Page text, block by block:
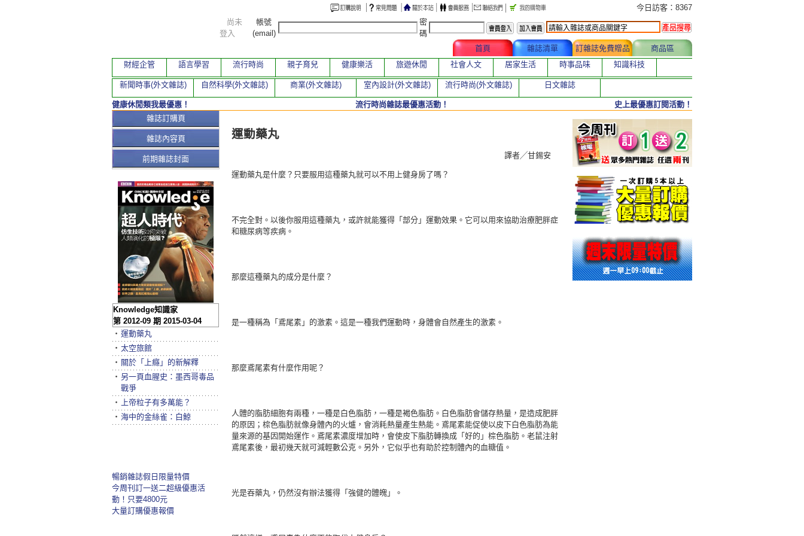
本期文章
運動藥丸
譯者╱甘錫安
運動藥丸是什麼？只要服用這種藥丸就可以不用上健身房了嗎？
不完全對。以後你服用這種藥丸，或許就能獲得「部分」運動效果。它可以用來協助治療肥胖症
和糖尿病等疾病。
那麼這種藥丸的成分是什麼？
是一種稱為「鳶尾素」的激素。這是一種我們運動時，身體會自然產生的激素。
那麼鳶尾素有什麼作用呢？
人體的脂肪細胞有兩種，一種是白色脂肪，一種是褐色脂肪。白色脂肪會儲存熱量，是造成肥胖
的原因；棕色脂肪就像身體內的火爐，會消耗熱量產生熱能。鳶尾素能促使以皮下白色脂肪為能
量來源的基因開始運作。鳶尾素濃度增加時，會使皮下脂肪轉換成「好的」棕色脂肪。老鼠注射
鳶尾素後，最初幾天就可減輕數公克。另外，它似乎也有助於控制體內的血糖值。
光是吞藥丸，仍然沒有辦法獲得「強健的體魄」。
雜誌訂購頁
雜誌內容頁
前期雜誌封面
Knowledge知識家
第 2012-09 期 2015-03-04
‧ 運動藥丸
‧ 太空旅館
‧ 關於「上癮」的新解釋
‧ 另一頁血腥史：墨西哥毒品
戰爭
‧
上帝粒子有多萬能？
‧ 海中的金絲雀：白鯨
暢銷雜誌假日限量特價
今周刊訂一送二超級優惠活
動！只要4800元
大量訂購優惠報價
今日訪客：8367
尚未
登入
帳號
(email)
密
碼
首頁 雜誌清單 訂雜誌免費贈品
商品區
財經企管
語言學習 流行時尚 親子育兒 健康樂活 旅遊休閒 社會人文 居家生活 時事品味 知識科技
新聞時事(外文雜誌) 自然科學(外文雜誌) 商業(外文雜誌) 室內設計(外文雜誌) 流行時尚(外文雜誌) 日文雜誌
健康休閒類我最優惠！ 流行時尚雜誌最優惠活動！ 史上最優惠訂閱活動！